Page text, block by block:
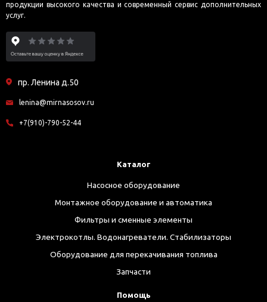
продукции высокого качества и современный сервис дополнительных
услуг.
пр. Ленина д.50
lenina@mirnasosov.ru
+7(910)-790-52-44
Каталог
Насосное оборудование
Монтажное оборудование и автоматика
Фильтры и сменные элементы
Электрокотлы. Водонагреватели. Стабилизаторы
Оборудование для перекачивания топлива
Запчасти
Помощь